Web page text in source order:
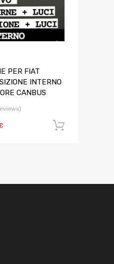
PER FIAT
INTERNO
CANBUS